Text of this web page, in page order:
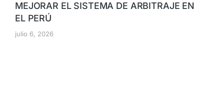
MEJORAR EL SISTEMA DE ARBITRAJE EN
EL PERÚ
julio 6, 2026